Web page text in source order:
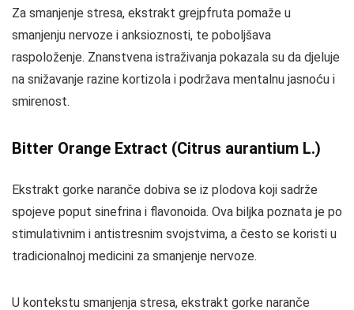
Za smanjenje stresa, ekstrakt grejpfruta pomaže u
smanjenju nervoze i anksioznosti, te poboljšava
raspoloženje. Znanstvena istraživanja pokazala su da djeluje
na snižavanje razine kortizola i podržava mentalnu jasnoću i
smirenost.
Bitter Orange Extract (Citrus aurantium L.)
Ekstrakt gorke naranče dobiva se iz plodova koji sadrže
spojeve poput sinefrina i flavonoida. Ova biljka poznata je po
stimulativnim i antistresnim svojstvima, a često se koristi u
tradicionalnoj medicini za smanjenje nervoze.
U kontekstu smanjenja stresa, ekstrakt gorke naranče